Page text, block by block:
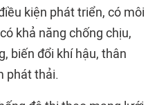
kiện phát triển, có môi
khả năng chống chịu,
biến đổi khí hậu, thân
phát thải.